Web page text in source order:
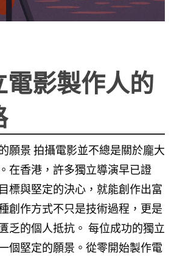
影製作人的
願景 拍攝電影並不總是關於龐大
在香港，許多獨立導演早已證
標與堅定的決心，就能創作出富
創作方式不只是技術過程，更是
乏的個人抵抗。 每位成功的獨立
個堅定的願景。從零開始製作電